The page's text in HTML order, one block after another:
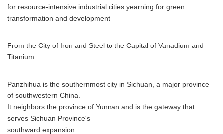
for resource-intensive industrial cities yearning for green
transformation and development.
From the City of Iron and Steel to the Capital of Vanadium and
Titanium
Panzhihua is the southernmost city in Sichuan, a major province
of southwestern China.
It neighbors the province of Yunnan and is the gateway that
serves Sichuan Province's
southward expansion.